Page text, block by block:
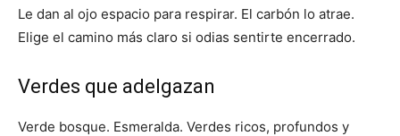
Le dan al ojo espacio para respirar. El carbón lo atrae.
Elige el camino más claro si odias sentirte encerrado.
Verdes que adelgazan
Verde bosque. Esmeralda. Verdes ricos, profundos y